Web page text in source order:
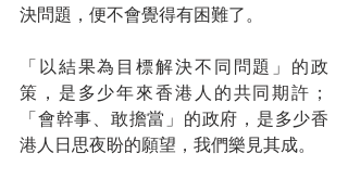
決問題，便不會覺得有困難了。
「以結果為目標解決不同問題」的政
策，是多少年來香港人的共同期許；
「會幹事、敢擔當」的政府，是多少香
港人日思夜盼的願望，我們樂見其成。